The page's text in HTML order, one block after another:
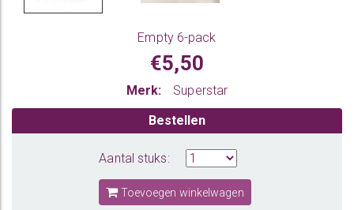
Empty 6-pack
€5,50
Merk:
Superstar
Bestellen
Aantal stuks:
Toevoegen winkelwagen